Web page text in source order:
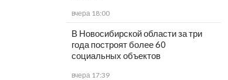
вчера 18:00
В Новосибирской области за три
года построят более 60
социальных объектов
вчера 17:39